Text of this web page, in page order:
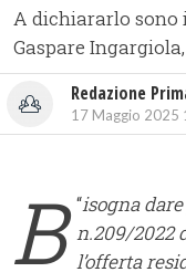
A dichiararlo sono
Gaspare
Redazione
17 Maggio 2025
“
B
isogna
n.209/2022
l’offerta